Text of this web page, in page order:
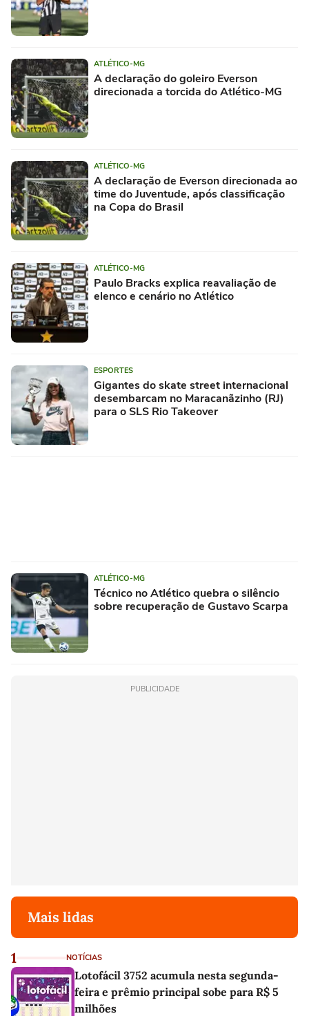
ATLÉTICO-MG
A declaração do goleiro Everson
direcionada a torcida do Atlético-MG
ATLÉTICO-MG
A declaração de Everson direcionada ao
time do Juventude, após classificação
na Copa do Brasil
ATLÉTICO-MG
Paulo Bracks explica reavaliação de
elenco e cenário no Atlético
ESPORTES
Gigantes do skate street internacional
desembarcam no Maracanãzinho (RJ)
para o SLS Rio Takeover
ATLÉTICO-MG
Técnico no Atlético quebra o silêncio
sobre recuperação de Gustavo Scarpa
PUBLICIDADE
Mais lidas
1 NOTÍCIAS
Lotofácil 3752 acumula nesta segunda-
feira e prêmio principal sobe para R$ 5
milhões